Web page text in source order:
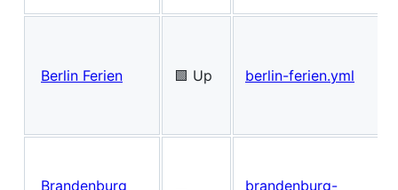
Berlin Ferien 🟩 Up berlin-ferien.yml
Brandenburg
brandenburg-